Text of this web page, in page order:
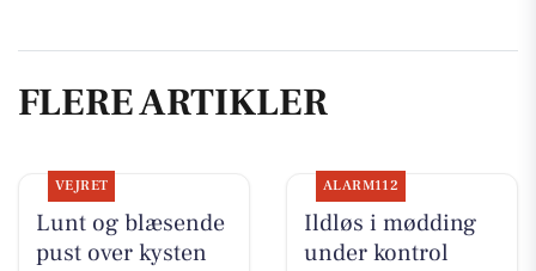
FLERE ARTIKLER
VEJRET
Lunt og blæsende
pust over kysten
ALARM112
Ildløs i mødding
under kontrol